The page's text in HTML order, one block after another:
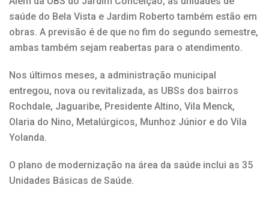
saúde do Bela Vista e Jardim Roberto também estão em
obras. A previsão é de que no fim do segundo semestre,
ambas também sejam reabertas para o atendimento.
Nos últimos meses, a administração municipal
entregou, nova ou revitalizada, as UBSs dos bairros
Rochdale, Jaguaribe, Presidente Altino, Vila Menck,
Olaria do Nino, Metalúrgicos, Munhoz Júnior e do Vila
Yolanda.
O plano de modernização na área da saúde inclui as 35
Unidades Básicas de Saúde.